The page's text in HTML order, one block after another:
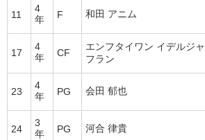
11
4
年
F 和田 アニム
17
4
年
CF
エンフタイワン イデルジャ
フラン
23
4
年
PG 会田 郁也
24
3
年
PG 河合 律貴